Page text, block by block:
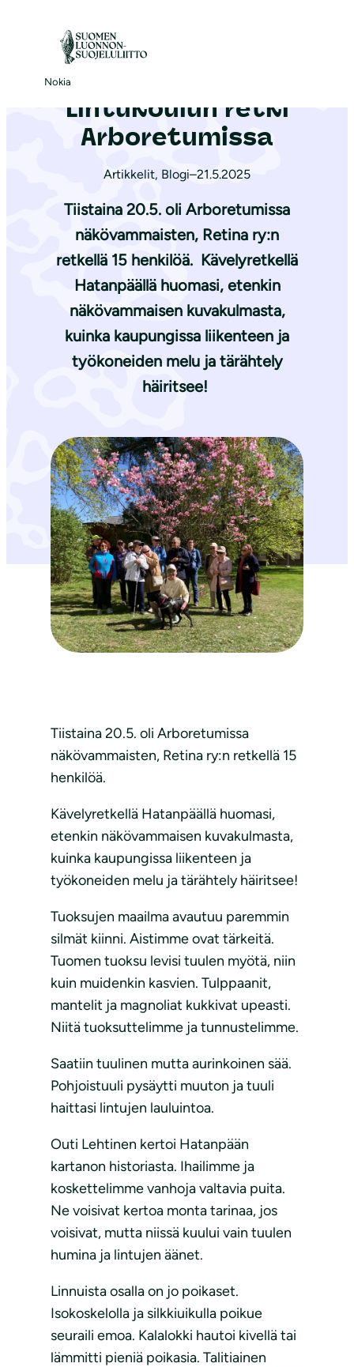
Nokia
ETUSIVU Nokian yhdistys
Lintukoulun retki
Arboretumissa
Artikkelit, Blogi–21.5.2025
Tiistaina 20.5. oli Arboretumissa
näkövammaisten, Retina ry:n
retkellä 15 henkilöä. Kävelyretkellä
Hatanpäällä huomasi, etenkin
näkövammaisen kuvakulmasta,
kuinka kaupungissa liikenteen ja
työkoneiden melu ja tärähtely
häiritsee!
Tiistaina 20.5. oli Arboretumissa
näkövammaisten, Retina ry:n retkellä 15
henkilöä.
Kävelyretkellä Hatanpäällä huomasi,
etenkin näkövammaisen kuvakulmasta,
kuinka kaupungissa liikenteen ja
työkoneiden melu ja tärähtely häiritsee!
Tuoksujen maailma avautuu paremmin
silmät kiinni. Aistimme ovat tärkeitä.
Tuomen tuoksu levisi tuulen myötä, niin
kuin muidenkin kasvien. Tulppaanit,
mantelit ja magnoliat kukkivat upeasti.
Niitä tuoksuttelimme ja tunnustelimme.
Saatiin tuulinen mutta aurinkoinen sää.
Pohjoistuuli pysäytti muuton ja tuuli
haittasi lintujen lauluintoa.
Outi Lehtinen kertoi Hatanpään
kartanon historiasta. Ihailimme ja
koskettelimme vanhoja valtavia puita.
Ne voisivat kertoa monta tarinaa, jos
voisivat, mutta niissä kuului vain tuulen
humina ja lintujen äänet.
Linnuista osalla on jo poikaset.
Isokoskelolla ja silkkiuikulla poikue
seuraili emoa. Kalalokki hautoi kivellä tai
lämmitti pieniä poikasia. Talitiainen